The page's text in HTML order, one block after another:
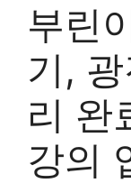
부린
기,
리 완
강의